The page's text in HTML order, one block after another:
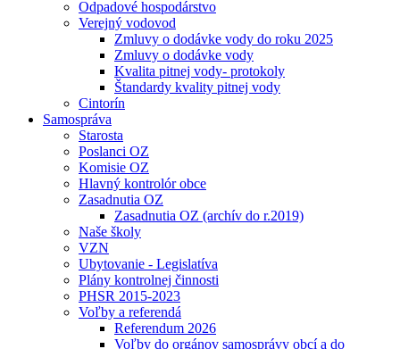
Odpadové hospodárstvo
Verejný vodovod
Zmluvy o dodávke vody do roku 2025
Zmluvy o dodávke vody
Kvalita pitnej vody- protokoly
Štandardy kvality pitnej vody
Cintorín
Samospráva
Starosta
Poslanci OZ
Komisie OZ
Hlavný kontrolór obce
Zasadnutia OZ
Zasadnutia OZ (archív do r.2019)
Naše školy
VZN
Ubytovanie - Legislatíva
Plány kontrolnej činnosti
PHSR 2015-2023
Voľby a referendá
Referendum 2026
Voľby do orgánov samosprávy obcí a do